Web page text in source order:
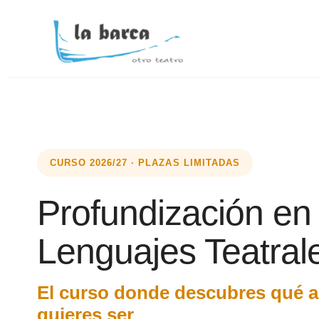
CURSO 2026/27 · PLAZAS LIMITADAS
Profundización en
Lenguajes
El curso donde descubres qué
quieres ser